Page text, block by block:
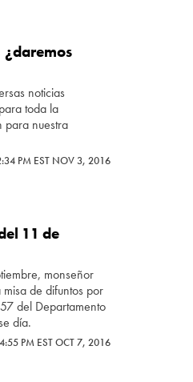
¿daremos
noticias
toda la
para nuestra
PM EST NOV 3, 2016
11 de
monseñor
de difuntos por
del Departamento
día.
4:55 PM EST OCT 7, 2016